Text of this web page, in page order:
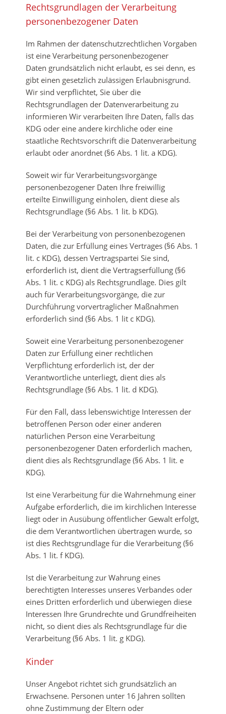
Rechtsgrundlagen der Verarbeitung
personenbezogener Daten
Im Rahmen der datenschutzrechtlichen Vorgaben
ist eine Verarbeitung personenbezogener
Daten grundsätzlich nicht erlaubt, es sei denn, es
gibt einen gesetzlich zulässigen Erlaubnisgrund.
Wir sind verpflichtet, Sie über die
Rechtsgrundlagen der Datenverarbeitung zu
informieren Wir verarbeiten Ihre Daten, falls das
KDG oder eine andere kirchliche oder eine
staatliche Rechtsvorschrift die Datenverarbeitung
erlaubt oder anordnet (§6 Abs. 1 lit. a KDG).
Soweit wir für Verarbeitungsvorgänge
personenbezogener Daten Ihre freiwillig
erteilte Einwilligung einholen, dient diese als
Rechtsgrundlage (§6 Abs. 1 lit. b KDG).
Bei der Verarbeitung von personenbezogenen
Daten, die zur Erfüllung eines Vertrages (§6 Abs. 1
lit. c KDG), dessen Vertragspartei Sie sind,
erforderlich ist, dient die Vertragserfüllung (§6
Abs. 1 lit. c KDG) als Rechtsgrundlage. Dies gilt
auch für Verarbeitungsvorgänge, die zur
Durchführung vorvertraglicher Maßnahmen
erforderlich sind (§6 Abs. 1 lit c KDG).
Soweit eine Verarbeitung personenbezogener
Daten zur Erfüllung einer rechtlichen
Verpflichtung erforderlich ist, der der
Verantwortliche unterliegt, dient dies als
Rechtsgrundlage (§6 Abs. 1 lit. d KDG).
Für den Fall, dass lebenswichtige Interessen der
betroffenen Person oder einer anderen
natürlichen Person eine Verarbeitung
personenbezogener Daten erforderlich machen,
dient dies als Rechtsgrundlage (§6 Abs. 1 lit. e
KDG).
Ist eine Verarbeitung für die Wahrnehmung einer
Aufgabe erforderlich, die im kirchlichen Interesse
liegt oder in Ausübung öffentlicher Gewalt erfolgt,
die dem Verantwortlichen übertragen wurde, so
ist dies Rechtsgrundlage für die Verarbeitung (§6
Abs. 1 lit. f KDG).
Ist die Verarbeitung zur Wahrung eines
berechtigten Interesses unseres Verbandes oder
eines Dritten erforderlich und überwiegen diese
Interessen Ihre Grundrechte und Grundfreiheiten
nicht, so dient dies als Rechtsgrundlage für die
Verarbeitung (§6 Abs. 1 lit. g KDG).
Kinder
Unser Angebot richtet sich grundsätzlich an
Erwachsene. Personen unter 16 Jahren sollten
ohne Zustimmung der Eltern oder